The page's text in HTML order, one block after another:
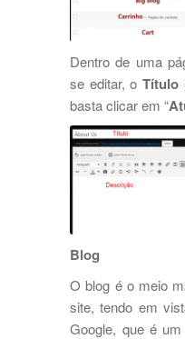
Dentro de uma
se editar, oTítulo
basta clicar em “
Blog
O blog é o meio
site, tendo em
Google, que é